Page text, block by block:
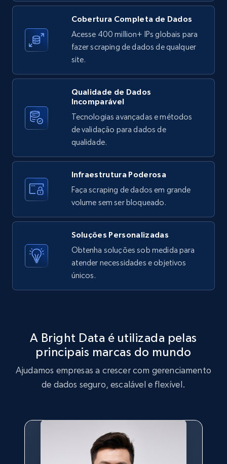
X (formerly Twitter) - Posts
ID, User posted, Name, Description, Date
posted, Photos, URL, Quoted post, and more.
X (formerly Twitter) - Posts - Collecting
Twitter posts URLs
ID, User posted, Name, Description, Date
posted, Photos, URL, Quoted post, and more.
10.4K+ 1.2K+ Comece grátis
X (formerly Twitter) - Posts - Getting x
posts by array of profiles
ID, User posted, Name, Description, Date
posted, Photos, URL, Quoted post, and more.
TikTok - Profiles
Account id, Nickname, Biography, Awg
engagement rate, Comment engagement rate,
Like engagement rate, Bio link, Predicted lang,
Cobertura Completa de Dados
Acesse 400 million+ IPs globais para
fazer scraping de dados de qualquer
site.
Qualidade de Dados
Incomparável
Tecnologias avançadas e métodos
de validação para dados de
qualidade.
Infraestrutura Poderosa
Faça scraping de dados em grande
volume sem ser bloqueado.
Soluções Personalizadas
Obtenha soluções sob medida para
atender necessidades e objetivos
únicos.
A Bright Data é utilizada pelas
principais marcas do mundo
Ajudamos empresas a crescer com gerenciamento
de dados seguro, escalável e flexível.